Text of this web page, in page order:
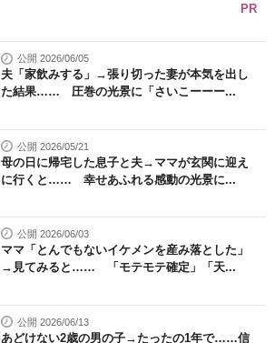
PR
公開 2026/06/05
夫「家飲みする」→張り切った妻が本気を出し
た結果…… 圧巻の光景に「さいこーーー...
公開 2026/05/21
母の日に帰宅した息子と夫→ママが玄関に迎え
に行くと…… 幸せあふれる感動の光景に...
公開 2026/06/03
ママ「とんでもないイケメンを産み落とした」
→見てみると…… 「モテモテ確定」「天...
公開 2026/06/13
あどけない2歳の男の子→たったの1年で……信